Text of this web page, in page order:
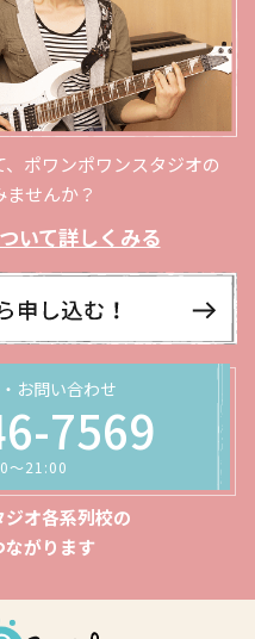
ポワンポワンスタジオの
せんか？
いて詳しくみる
お問い合わせ
7569
〜21:00
オ各系列校の
がります